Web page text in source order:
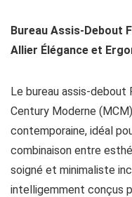
Bureau Assis-Debout
Allier Élégance et
Le bureau assis-
Century Moderne
contemporaine, idéal
combinaison entre
soigné et minimaliste
intelligemment conçus